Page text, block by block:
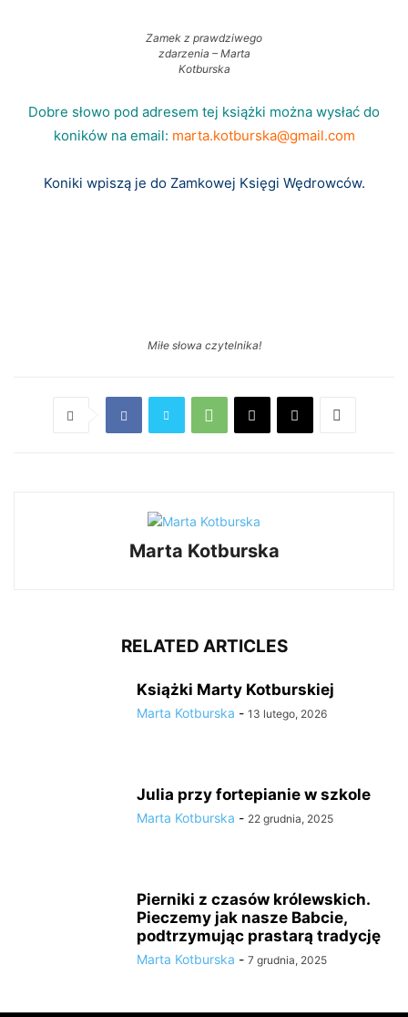
Zamek z prawdziwego
zdarzenia – Marta
Kotburska
Dobre słowo pod adresem tej książki można wysłać do
koników na email: marta.kotburska@gmail.com
Koniki wpiszą je do Zamkowej Księgi Wędrowców.
Miłe słowa czytelnika!
Marta Kotburska
RELATED ARTICLES
Książki Marty Kotburskiej
Marta Kotburska - 13 lutego, 2026
Julia przy fortepianie w szkole
Marta Kotburska - 22 grudnia, 2025
Pierniki z czasów królewskich.
Pieczemy jak nasze Babcie,
podtrzymując prastarą tradycję
Marta Kotburska - 7 grudnia, 2025